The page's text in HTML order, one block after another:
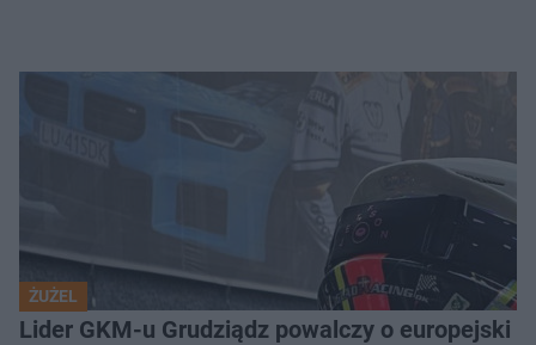
ŻUŻEL
Lider GKM-u Grudziądz powalczy o europejski